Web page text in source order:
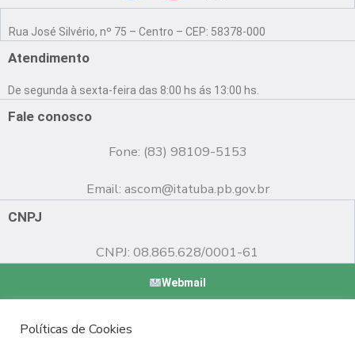
F
c
o
o
Y
u
b
e
I
n
s
g
r
Rua José Silvério, nº 75 – Centro – CEP: 58378-000
Atendimento
De segunda à sexta-feira das 8:00 hs ás 13:00 hs.
Fale conosco
Fone: (83) 98109-5153
Email: ascom@itatuba.pb.gov.br
CNPJ
CNPJ: 08.865.628/0001-61
Webmail
Políticas de Cookies